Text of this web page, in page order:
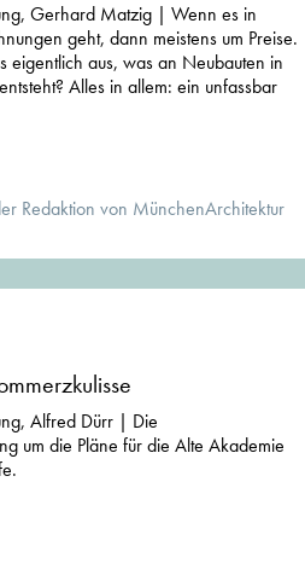
Gerhard Matzig | Wenn es in
geht, dann meistens um Preise.
eigentlich aus, was an Neubauten in
Alles in allem: ein unfassbar
Redaktion von MünchenArchitektur
Alfred Dürr | Die
um die Pläne für die Alte Akademie